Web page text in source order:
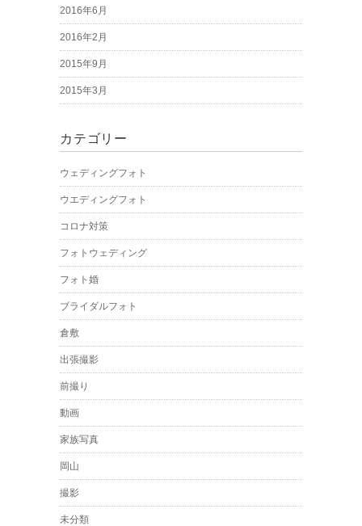
2016年6月
2016年2月
2015年9月
2015年3月
カテゴリー
ウェディングフォト
ウエディングフォト
コロナ対策
フォトウェディング
フォト婚
ブライダルフォト
倉敷
出張撮影
前撮り
動画
家族写真
岡山
撮影
未分類